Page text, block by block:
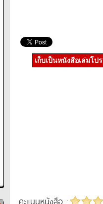
เก็บเป็นหนังสือเล่มโป
คะแนนหนังสือ :